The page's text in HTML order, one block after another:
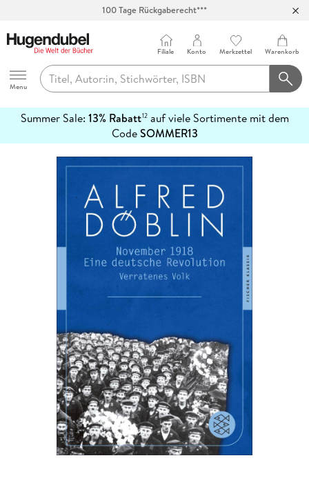
Abholung in über 100 Filialen
Hugendubel
Menu
Filiale Konto Merkzettel Warenkorb
Summer Sale: 13% Rabatt12auf viele Sortimente mit dem
CodeSOMMER13
erfahren